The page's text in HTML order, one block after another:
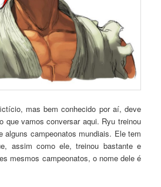
mas bem conhecido por aí, deve
que vamos conversar aqui. Ryu treinou
alguns campeonatos mundiais. Ele tem
assim como ele, treinou bastante e
mesmos campeonatos, o nome dele é